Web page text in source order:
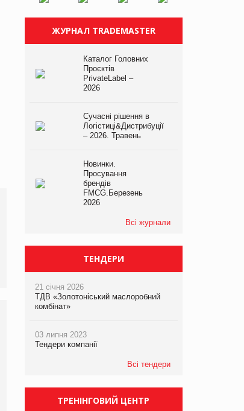
виробництва
компанії «УкраМарин»
ЖУРНАЛ TRADEMASTER
Каталог Головних
Проєктів
PrivateLabel –
2026
Сучасні рішення в
Логістиці&Дистрибуції
– 2026. Травень
Новинки.
Просування
брендів
FMCG.Березень
2026
Всі журнали
ТЕНДЕРИ
21 січня 2026
ТДВ «Золотоніський маслоробний
комбінат»
03 липня 2023
Тендери компанії
Всі тендери
ТРЕНІНГОВИЙ ЦЕНТР